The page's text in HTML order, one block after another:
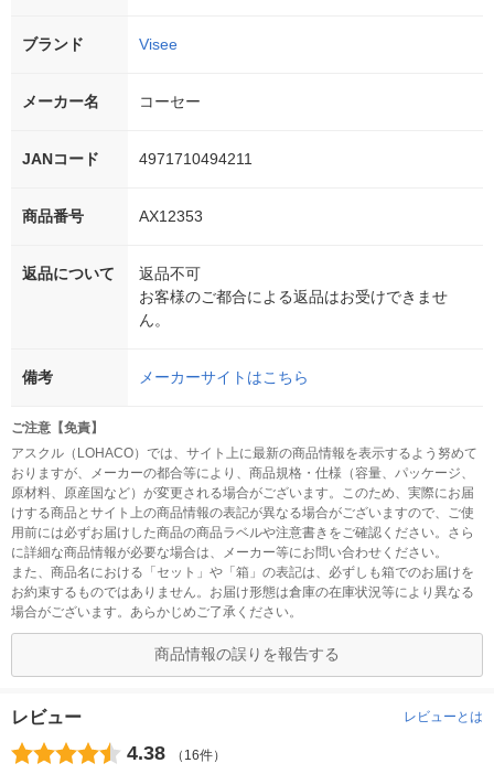
ブランド Visee
メーカー名 コーセー
JANコード 4971710494211
商品番号 AX12353
返品について
返品不可
お客様のご都合による返品はお受けできませ
ん。
備考 メーカーサイトはこちら
ご注意【免責】
アスクル（LOHACO）では、サイト上に最新の商品情報を表示するよう努めて
おりますが、メーカーの都合等により、商品規格・仕様（容量、パッケージ、
原材料、原産国など）が変更される場合がございます。このため、実際にお届
けする商品とサイト上の商品情報の表記が異なる場合がございますので、ご使
用前には必ずお届けした商品の商品ラベルや注意書きをご確認ください。さら
に詳細な商品情報が必要な場合は、メーカー等にお問い合わせください。
また、商品名における「セット」や「箱」の表記は、必ずしも箱でのお届けを
お約束するものではありません。お届け形態は倉庫の在庫状況等により異なる
場合がございます。あらかじめご了承ください。
商品情報の誤りを報告する
レビュー レビューとは
4.38 （16件）